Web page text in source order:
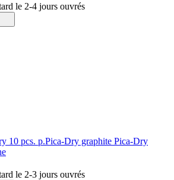
le 2-4 jours ouvrés
10 pcs. p.Pica-Dry graphite Pica-Dry
le 2-3 jours ouvrés